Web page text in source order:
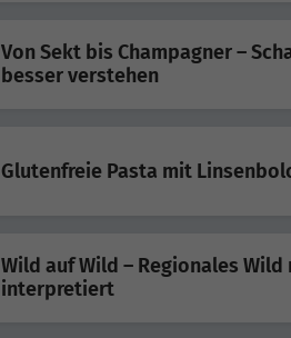
Von Sekt bis Champagner –
besser verstehen
Glutenfreie Pasta mit
Wild auf Wild – Regionales Wild
interpretiert